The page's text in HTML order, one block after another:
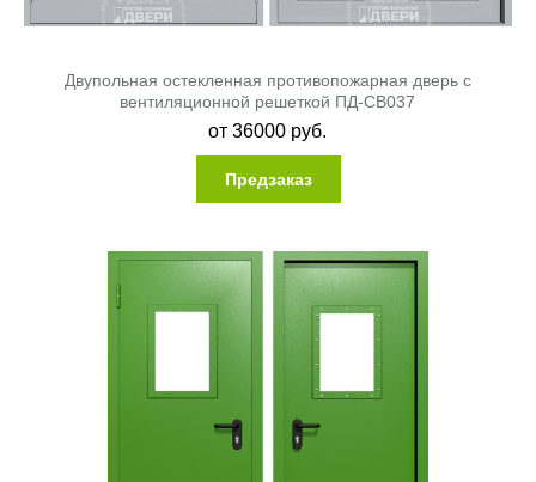
Двупольная остекленная противопожарная дверь с
вентиляционной решеткой ПД-СВ037
от36000 руб.
Предзаказ